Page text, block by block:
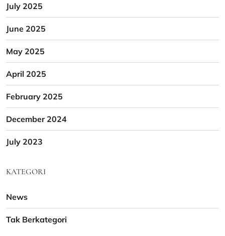
July 2025
June 2025
May 2025
April 2025
February 2025
December 2024
July 2023
KATEGORI
News
Tak Berkategori